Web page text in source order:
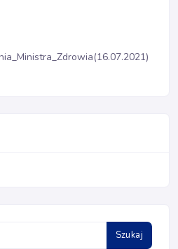
Szukaj